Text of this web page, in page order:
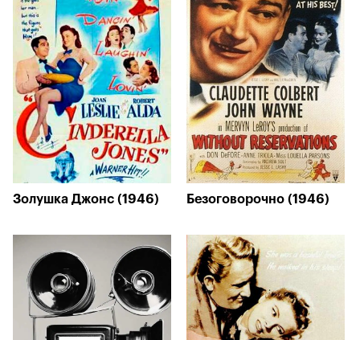
Золушка Джонс (1946) Безоговорочно (1946)